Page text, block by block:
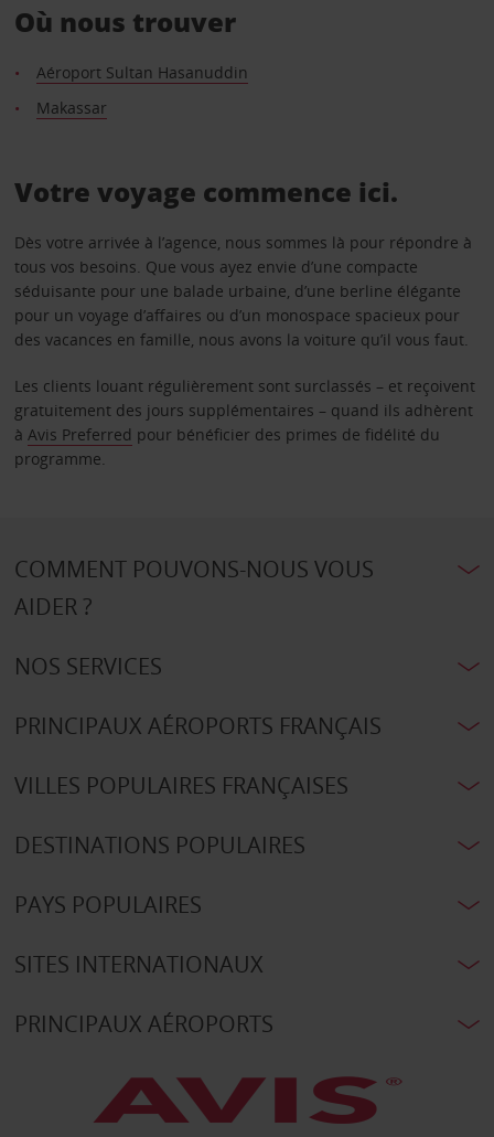
Où nous trouver
Aéroport Sultan Hasanuddin
Makassar
Votre voyage commence ici.
Dès votre arrivée à l’agence, nous sommes là pour répondre à
tous vos besoins. Que vous ayez envie d’une compacte
séduisante pour une balade urbaine, d’une berline élégante
pour un voyage d’affaires ou d’un monospace spacieux pour
des vacances en famille, nous avons la voiture qu’il vous faut.
Les clients louant régulièrement sont surclassés – et reçoivent
gratuitement des jours supplémentaires – quand ils adhèrent
à Avis Preferred pour bénéficier des primes de fidélité du
programme.
COMMENT POUVONS-NOUS VOUS
AIDER ?
NOS SERVICES
PRINCIPAUX AÉROPORTS FRANÇAIS
VILLES POPULAIRES FRANÇAISES
DESTINATIONS POPULAIRES
PAYS POPULAIRES
SITES INTERNATIONAUX
PRINCIPAUX AÉROPORTS